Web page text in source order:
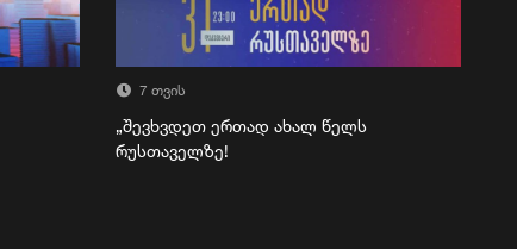
7 თვის
„შევხვდეთ ერთად ახალ წელს
რუსთაველზე!